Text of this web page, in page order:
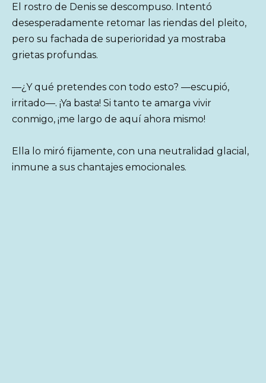
El rostro de Denis se descompuso. Intentó
desesperadamente retomar las riendas del pleito,
pero su fachada de superioridad ya mostraba
grietas profundas.
—¿Y qué pretendes con todo esto? —escupió,
irritado—. ¡Ya basta! Si tanto te amarga vivir
conmigo, ¡me largo de aquí ahora mismo!
Ella lo miró fijamente, con una neutralidad glacial,
inmune a sus chantajes emocionales.